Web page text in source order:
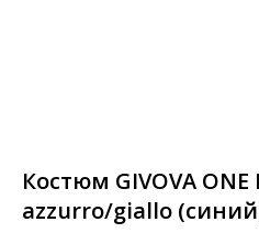
Костюм GIVOVA ONE
azzurro/giallo